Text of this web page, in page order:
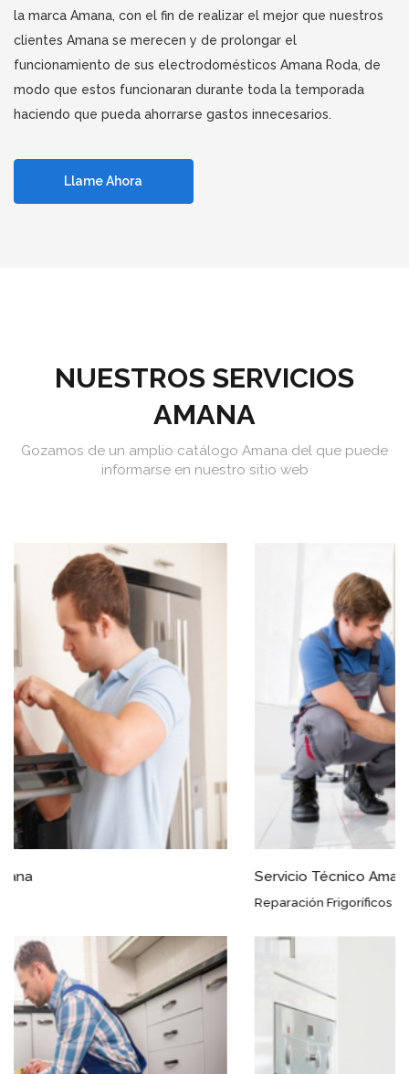
la marca Amana, con el fin de realizar el mejor que nuestros
clientes Amana se merecen y de prolongar el
funcionamiento de sus electrodomésticos Amana Roda, de
modo que estos funcionaran durante toda la temporada
haciendo que pueda ahorrarse gastos innecesarios.
Llame Ahora
NUESTROS SERVICIOS
AMANA
Gozamos de un amplio catálogo Amana del que puede
informarse en nuestro sitio web
Servicio Técnico Amana Roda